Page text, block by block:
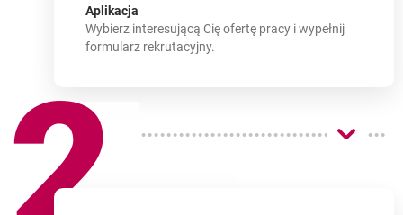
Aplikacja
Wybierz interesującą Cię ofertę pracy i wypełnij
formularz rekrutacyjny.
2